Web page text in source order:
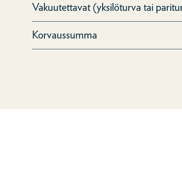
Vakuutettavat (yksilöturva tai
Korvaussumma